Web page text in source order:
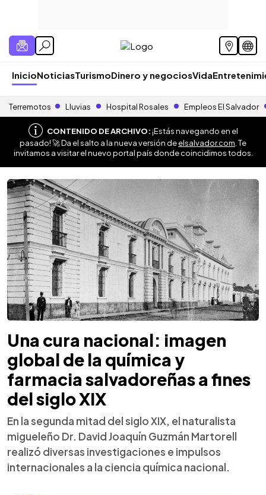
InicioNoticiasTurismoDinero y negociosVida
Terremotos Lluvias Hospital Rosales Empleos El Salvador
CONTENIDO DE ARCHIVO:¡Estás navegando en el
pasado! 🚀 Da el salto a la nueva versión deelsalvador.com . Te
invitamos a visitar el nuevo portal país donde coincidimos todos.
Una cura nacional: imagen
global de la química y
farmacia salvadoreñas a fines
del siglo XIX
En la segunda mitad del siglo XIX, el naturalista
migueleño Dr. David Joaquín Guzmán Martorell
realizó diversas investigaciones e impulsos
internacionales a la ciencia química nacional.